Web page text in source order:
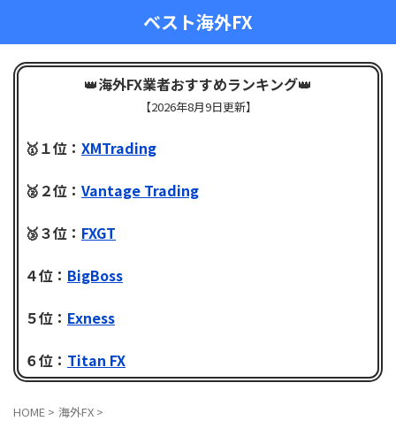
ベスト海外FX
👑海外FX業者おすすめランキング👑
【2026年8月9日更新】
🥇１位： XMTrading
🥈２位： Vantage Trading
🥉３位： FXGT
４位： BigBoss
５位： Exness
６位： Titan FX
HOME > 海外FX >